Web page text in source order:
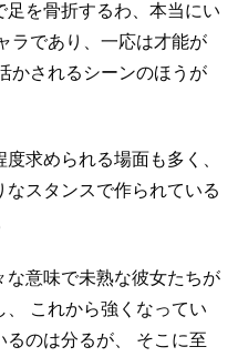
を骨折するわ、本当にい
ラであり、一応は才能が
かされるシーンのほうが
求められる場面も多く、
なスタンスで作られている
な意味で未熟な彼女たちが
これから強くなってい
のは分るが、
そこに至